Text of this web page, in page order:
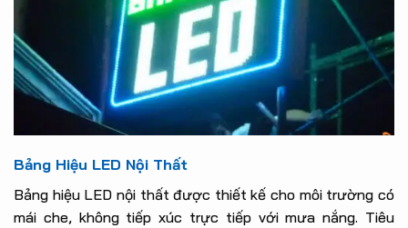
Bảng Hiệu LED Nội Thất
Bảng hiệu LED nội thất được thiết kế cho môi trường có
mái che, không tiếp xúc trực tiếp với mưa nắng. Tiêu